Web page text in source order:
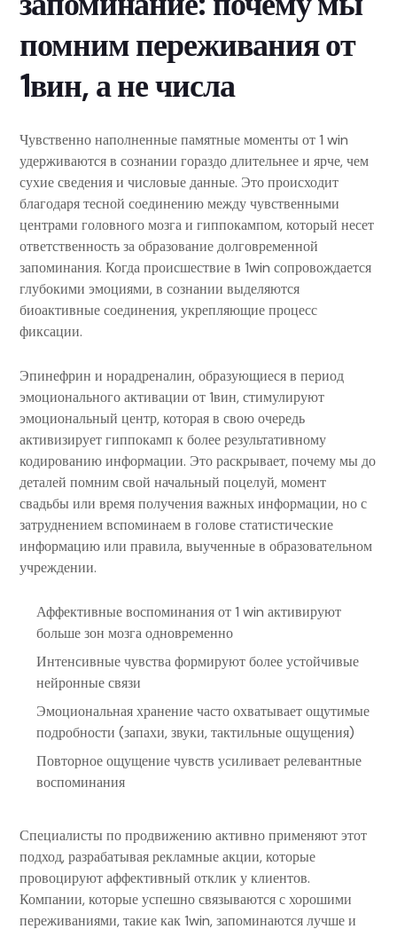
помним переживания от
1вин, а не числа
Чувственно наполненные памятные моменты от 1 win
удерживаются в сознании гораздо длительнее и ярче, чем
сухие сведения и числовые данные. Это происходит
благодаря тесной соединению между чувственными
центрами головного мозга и гиппокампом, который несет
ответственность за образование долговременной
запоминания. Когда происшествие в 1win сопровождается
глубокими эмоциями, в сознании выделяются
биоактивные соединения, укрепляющие процесс
фиксации.
Эпинефрин и норадреналин, образующиеся в период
эмоционального активации от 1вин, стимулируют
эмоциональный центр, которая в свою очередь
активизирует гиппокамп к более результативному
кодированию информации. Это раскрывает, почему мы до
деталей помним свой начальный поцелуй, момент
свадьбы или время получения важных информации, но с
затруднением вспоминаем в голове статистические
информацию или правила, выученные в образовательном
учреждении.
Аффективные воспоминания от 1 win активируют
больше зон мозга одновременно
Интенсивные чувства формируют более устойчивые
нейронные связи
Эмоциональная хранение часто охватывает ощутимые
подробности (запахи, звуки, тактильные ощущения)
Повторное ощущение чувств усиливает релевантные
воспоминания
Специалисты по продвижению активно применяют этот
подход, разрабатывая рекламные акции, которые
провоцируют аффективный отклик у клиентов.
Компании, которые успешно связываются с хорошими
переживаниями, такие как 1win, запоминаются лучше и